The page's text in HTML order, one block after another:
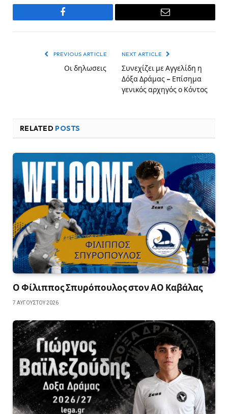
Facebook Email
PREVIOUS ARTICLE
Οι δηλωσεις
NEXT ARTICLE
Συνεχίζει με Αγγελίδη η
Δόξα Δράμας – Επίσημα
γενικός αρχηγός ο Κόντος
RELATED POSTS
Ο Φίλιππος Σπυρόπουλος στον ΑΟ Καβάλας
7 ΑΥΓΟΎΣΤΟΥ 2026